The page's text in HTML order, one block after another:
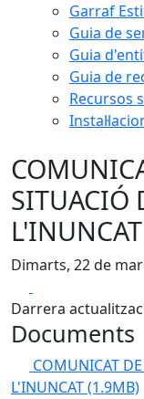
Garraf
Guia de
Guia
Guia de
Recursos
SITUACIÓ
L'INUNCAT
Dimarts, 22 de
Darrera
Documents
COMUNICAT
L'INUNCAT(1.9MB)